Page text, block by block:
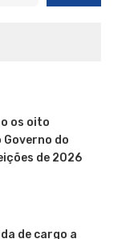
os oito
do
de 2026
de cargo a